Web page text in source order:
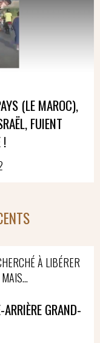
(LE MAROC),
FUIENT
!
À LIBÉRER
GRAND-